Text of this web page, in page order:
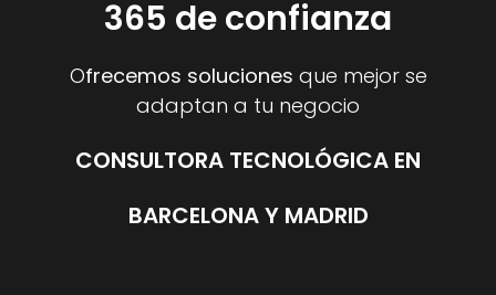
365 de confianza
Ofrecemos soluciones que mejor se
adaptan a tu negocio
CONSULTORA TECNOLÓGICA EN
BARCELONA Y MADRID